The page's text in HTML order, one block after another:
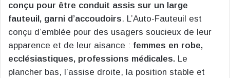
conçu pour être conduit assis sur un large
fauteuil, garni d’accoudoirs. L’Auto-Fauteuil est
conçu d’emblée pour des usagers soucieux de leur
apparence et de leur aisance : femmes en robe,
ecclésiastiques, professions médicales. Le
plancher bas, l’assise droite, la position stable et